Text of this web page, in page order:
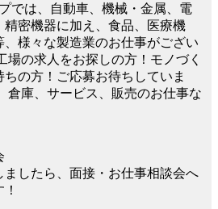
では、自動車、機械・金属、電
精密機器に加え、食品、医療機
、様々な製造業のお仕事がござい
場の求人をお探しの方！モノづく
ちの方！ご応募お待ちしていま
倉庫、サービス、販売のお仕事な
ましたら、面接・お仕事相談会へ